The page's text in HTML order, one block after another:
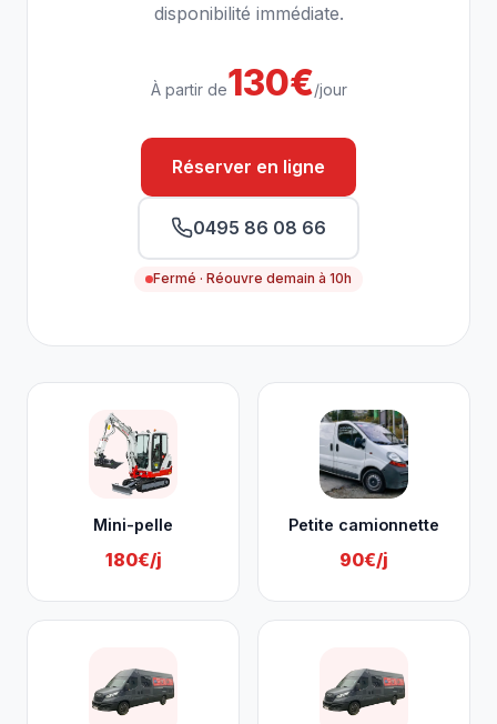
disponibilité immédiate.
À partir de130€/jour
Réserver en ligne
0495 86 08 66
Fermé · Réouvre demain à 10h
Mini-pelle
180€/j
Petite camionnette
90€/j